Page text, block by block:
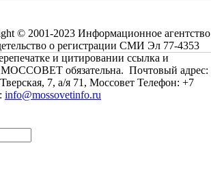
© 2001-2023 Информационное агентство
о регистрации СМИ Эл 77-4353
и цитировании ссылка и
обязательна. Почтовый адрес:
7, а/я 71, Моссовет Телефон: +7
info@mossovetinfo.ru